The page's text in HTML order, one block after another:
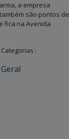
a empresa
são pontos de
fica na Avenida
Categorias :
Geral